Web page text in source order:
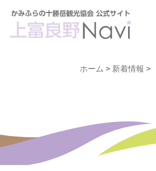
ホーム > 新着情報 >